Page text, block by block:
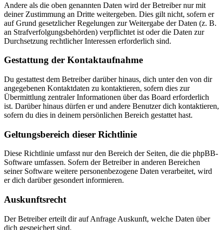
Andere als die oben genannten Daten wird der Betreiber nur mit
deiner Zustimmung an Dritte weitergeben. Dies gilt nicht, sofern er
auf Grund gesetzlicher Regelungen zur Weitergabe der Daten (z. B.
an Strafverfolgungsbehörden) verpflichtet ist oder die Daten zur
Durchsetzung rechtlicher Interessen erforderlich sind.
Gestattung der Kontaktaufnahme
Du gestattest dem Betreiber darüber hinaus, dich unter den von dir
angegebenen Kontaktdaten zu kontaktieren, sofern dies zur
Übermittlung zentraler Informationen über das Board erforderlich
ist. Darüber hinaus dürfen er und andere Benutzer dich kontaktieren,
sofern du dies in deinem persönlichen Bereich gestattet hast.
Geltungsbereich dieser Richtlinie
Diese Richtlinie umfasst nur den Bereich der Seiten, die die phpBB-
Software umfassen. Sofern der Betreiber in anderen Bereichen
seiner Software weitere personenbezogene Daten verarbeitet, wird
er dich darüber gesondert informieren.
Auskunftsrecht
Der Betreiber erteilt dir auf Anfrage Auskunft, welche Daten über
dich gespeichert sind.